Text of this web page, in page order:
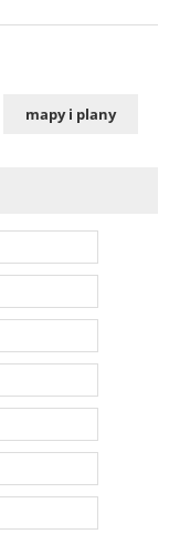
mapy i plany